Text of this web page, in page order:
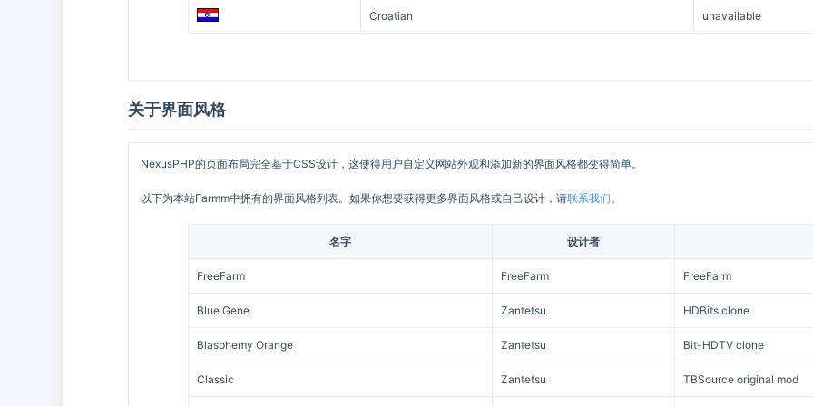
Croatian unavailable
关于界面风格
NexusPHP的页面布局完全基于CSS设计，这使得用户自定义网站外观和添加新的界面风格都变得简单。
以下为本站Farmm中拥有的界面风格列表。如果你想要获得更多界面风格或自己设计，请联系我们。
名字 设计者
FreeFarm FreeFarm FreeFarm
Blue Gene Zantetsu HDBits clone
Blasphemy Orange Zantetsu Bit-HDTV clone
Classic Zantetsu TBSource original mod